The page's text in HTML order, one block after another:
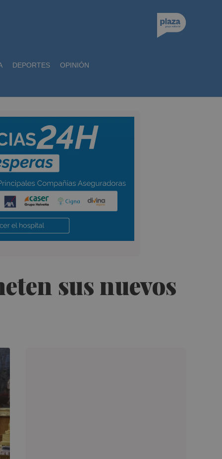
DEPORTES OPINIÓN
sus nuevos